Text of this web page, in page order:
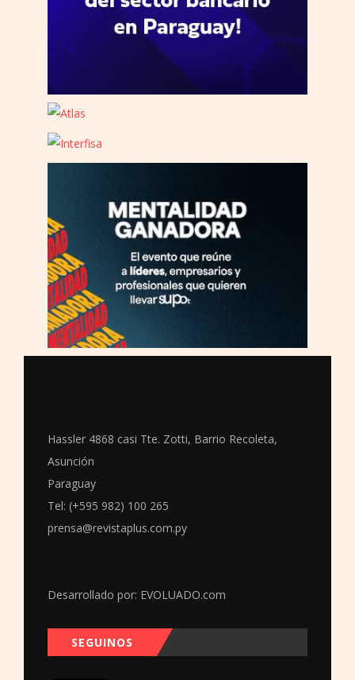
Hassler 4868 casi Tte. Zotti, Barrio Recoleta,
Asunción
Paraguay
Tel: (+595 982) 100 265
prensa@revistaplus.com.py
Desarrollado por: EVOLUADO.com
SEGUINOS